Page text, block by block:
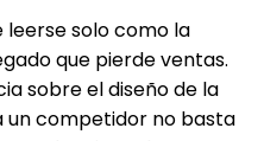
leerse solo como la
que pierde ventas.
sobre el diseño de la
un competidor no basta